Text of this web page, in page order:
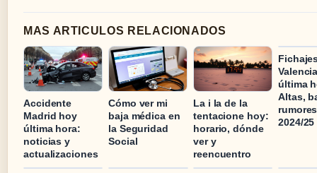
MAS ARTICULOS RELACIONADOS
Accidente
Madrid hoy
última hora:
noticias y
actualizaciones
Cómo ver mi
baja médica en
la Seguridad
Social
La i la de la
tentacione hoy:
horario, dónde
ver y
reencuentro
última
Altas,
rumores
2024/25